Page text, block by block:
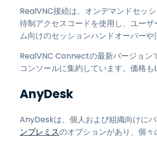
RealVNC接続は、オンデマンドセッ
待制アクセスコードを使用し、ユー
ム向けのセッションハンドオーバーや
RealVNC Connectの最新バージョン
コンソールに集約しています。価格
AnyDesk
AnyDeskは、個人および組織向けに
ンプレミスのオプションがあり、個々